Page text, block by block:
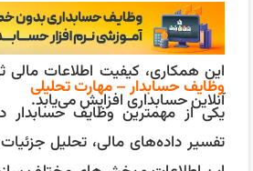
سازمانی، کیفیت همکاری
انبارداری، حسابداری، بازرگانی و …)
این همکاری، کیفیت اطلاعات مالی
آنلاین حسابداری افزایش می‌یابد.
وظایف حسابدار – مهارت تحلیلی
یکی از مهمترین وظایف
تفسیر داده‌های مالی، تحلیل جزئیات